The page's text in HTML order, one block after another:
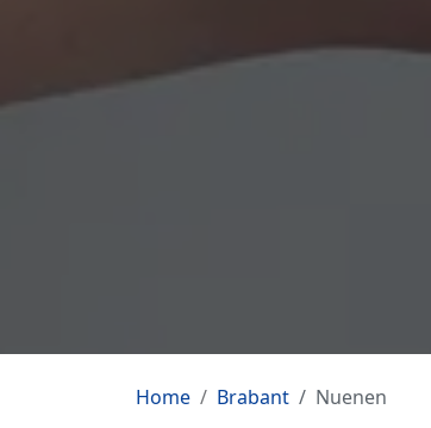
Home Brabant Nuenen